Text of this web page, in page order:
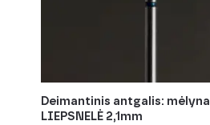
Deimantinis antgalis: mėlyna
LIEPSNELĖ 2,1mm